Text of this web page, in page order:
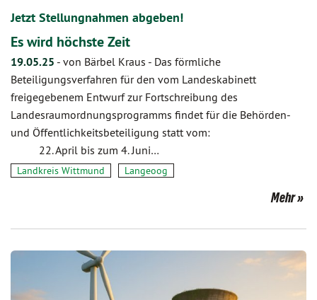
Jetzt Stellungnahmen abgeben!
Es wird höchste Zeit
19.05.25 - von Bärbel Kraus - Das förmliche
Beteiligungsverfahren für den vom Landeskabinett
freigegebenem Entwurf zur Fortschreibung des
Landesraumordnungsprogramms findet für die Behörden-
und Öffentlichkeitsbeteiligung statt vom:
22. April bis zum 4. Juni…
Landkreis Wittmund Langeoog
Mehr